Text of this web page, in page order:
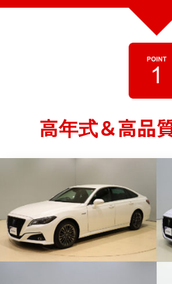
高年式＆高品